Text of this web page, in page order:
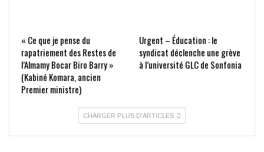
« Ce que je pense du
rapatriement des Restes de
l’Almamy Bocar Biro Barry »
(Kabiné Komara, ancien
Premier ministre)
Urgent – Éducation : le
syndicat déclenche une grève
à l’université GLC de Sonfonia
CHARGER PLUS D'ARTICLES